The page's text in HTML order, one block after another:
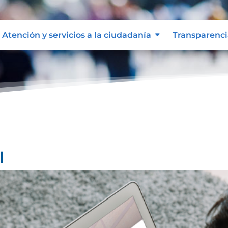
Atención y servicios a la ciudadanía